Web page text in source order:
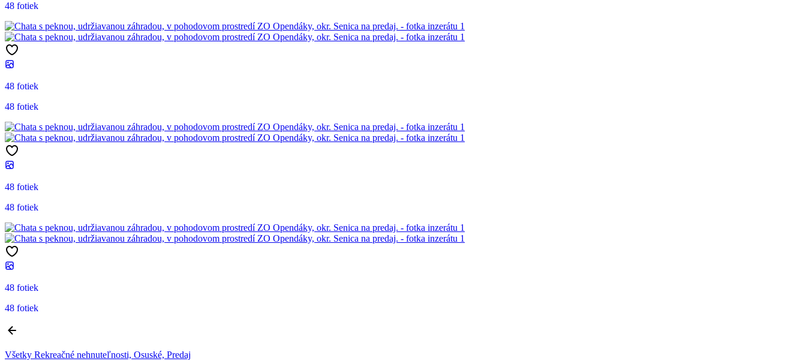
48 fotiek
48 fotiek
48 fotiek
48 fotiek
48 fotiek
48 fotiek
48 fotiek
Všetky Rekreačné nehnuteľnosti, Osuské, Predaj